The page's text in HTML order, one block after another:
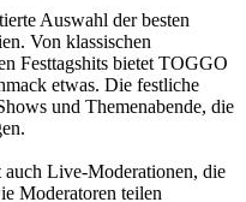
Auswahl der besten
Von klassischen
Festtagshits bietet TOGGO
etwas. Die festliche
und Themenabende, die
Live-Moderationen, die
Moderatoren teilen